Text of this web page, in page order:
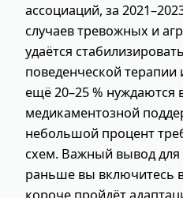
ассоциаций, за
случаев тревожных и
удаётся
поведенческой
ещё 20–25 % нуждаются
медикаментозной
небольшой процент
схем. Важный вывод для
раньше вы включитесь